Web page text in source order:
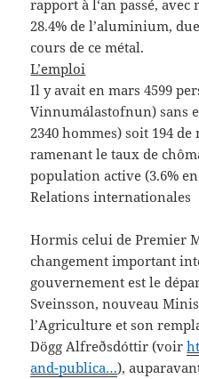
rapport à l‘an passé,
28.4% de l’aluminium,
cours de ce métal.
L’emploi
Il y avait en mars 4599
Vinnumálastofnun) sans
2340 hommes) soit 194
ramenant le taux de
population active (3.6%
Relations internationales
Hormis celui de Premier
changement important
gouvernement est le
Sveinsson, nouveau
l’Agriculture et son
Dögg Alfreðsdóttir (voir
and-publica…),